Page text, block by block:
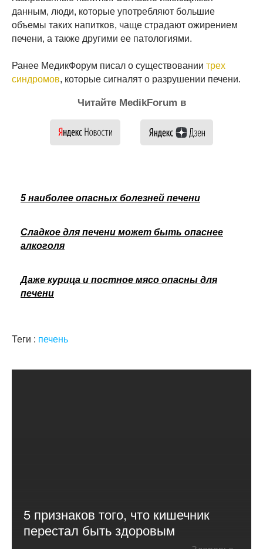
данным, люди, которые употребляют большие
объемы таких напитков, чаще страдают ожирением
печени, а также другими ее патологиями.
Ранее МедикФорум писал о существовании трех
синдромов, которые сигналят о разрушении печени.
Читайте MedikForum в
5 наиболее опасных болезней печени
Сладкое для печени может быть опаснее
алкоголя
Даже курица и постное мясо опасны для
печени
Теги : печень
5 признаков того, что кишечник
перестал быть здоровым